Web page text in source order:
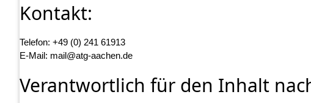
Kontakt:
Telefon: +49 (0) 241 61913
E-Mail: mail@atg-aachen.de
Verantwortlich für den Inhalt